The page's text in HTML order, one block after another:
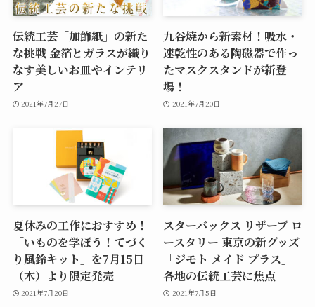
伝統工芸「加飾紙」の新た
な挑戦 金箔とガラスが織り
なす美しいお皿やインテリ
ア
2021年7月27日
九谷焼から新素材！吸水・
速乾性のある陶磁器で作っ
たマスクスタンドが新登
場！
2021年7月20日
夏休みの工作におすすめ！
「いものを学ぼう！てづく
り風鈴キット」を7月15日
（木）より限定発売
2021年7月20日
スターバックス リザーブ ロ
ースタリー 東京の新グッズ
「ジモト メイド プラス」
各地の伝統工芸に焦点
2021年7月5日